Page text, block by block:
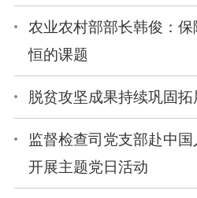
农业农村部部长韩俊：
恒的课题
脱贫攻坚成果持续巩固拓
监督检查司党支部赴中
开展主题党日活动